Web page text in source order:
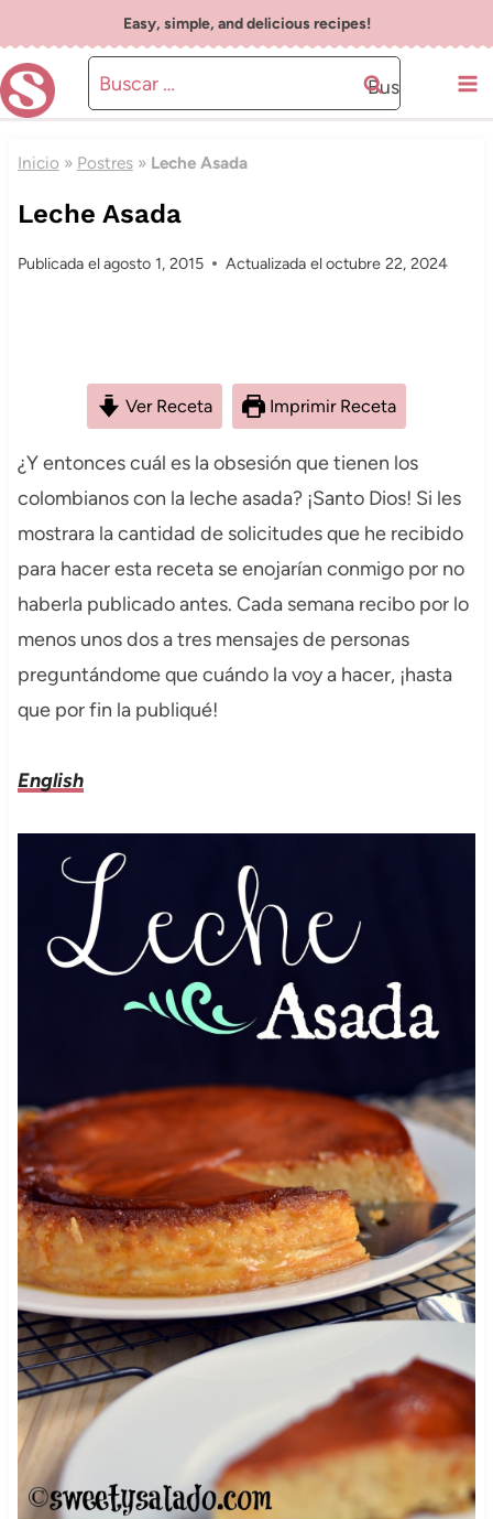
al
contenido
Easy, simple, and delicious recipes!
Buscar:
Inicio » Postres» Leche Asada
Leche Asada
Publicada elagosto 1, 2015 Actualizada eloctubre 22, 2024
Ver Receta Imprimir Receta
¿Y entonces cuál es la obsesión que tienen los
colombianos con la leche asada? ¡Santo Dios! Si les
mostrara la cantidad de solicitudes que he recibido
para hacer esta receta se enojarían conmigo por no
haberla publicado antes. Cada semana recibo por lo
menos unos dos a tres mensajes de personas
preguntándome que cuándo la voy a hacer, ¡hasta
que por fin la publiqué!
English